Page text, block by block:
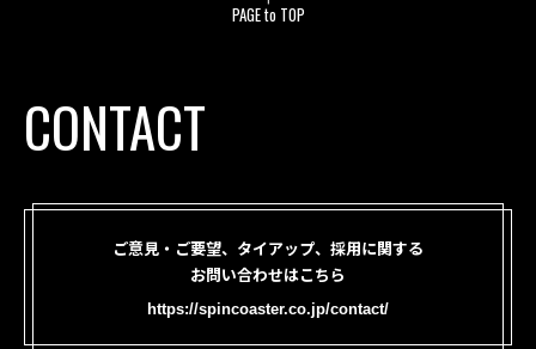
PAGE to TOP
CONTACT
ご意見・ご要望、タイアップ、採用に関する
お問い合わせはこちら
https://spincoaster.co.jp/contact/